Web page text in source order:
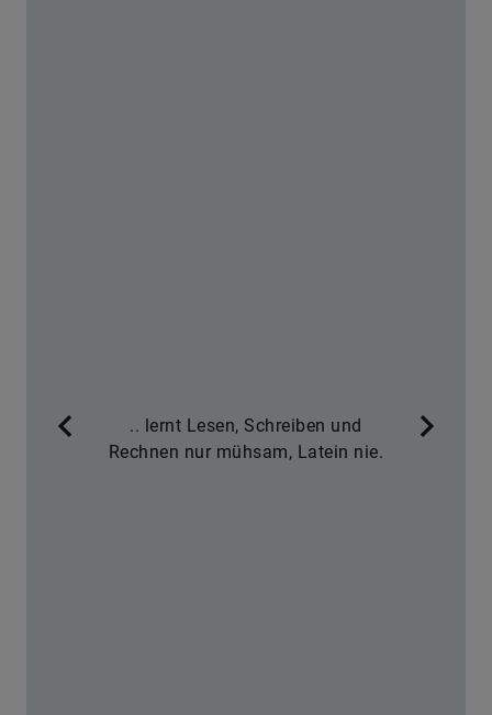
.. lernt Lesen, Schreiben und
Rechnen nur mühsam, Latein nie.